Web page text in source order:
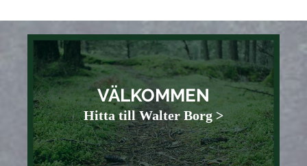
VÄLKOMMEN
Hitta till Walter Borg >